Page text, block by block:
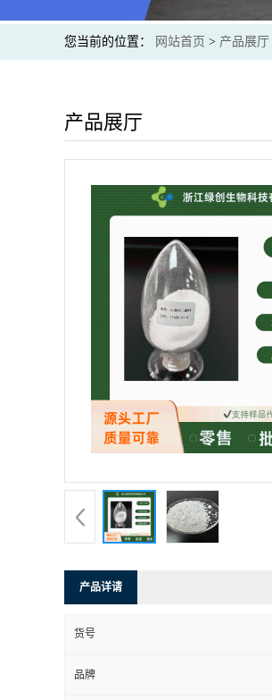
您当前的位置： 网站首页 > 产品展厅
产品展厅
产品详请
货号
品牌